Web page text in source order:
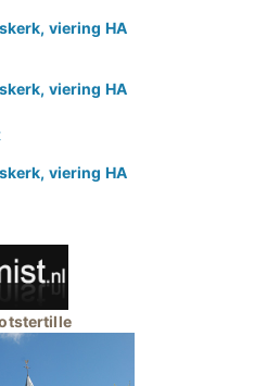
viering HA
viering HA
viering HA